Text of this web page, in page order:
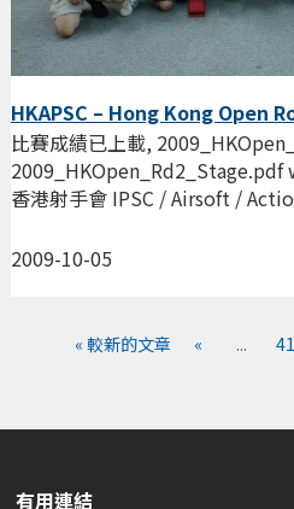
HKAPSC – Hong Kong Open
2009-10-05
比賽成績已上載,
2009_HKOpen_Rd2_Stage.pdf
香港射手會 IPSC / Airsoft /
« 較新的文章 « ... 41
有用連結